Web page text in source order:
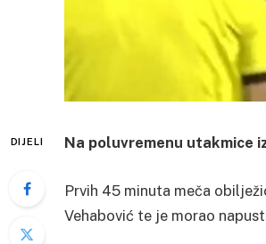
DIJELI Na poluvremenu utakmice
Prvih 45 minuta meča
Vehabović te je morao